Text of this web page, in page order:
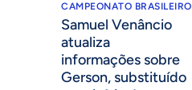
CAMPEONATO BRASILEIRO
Samuel Venâncio
atualiza
informações sobre
Gerson, substituído